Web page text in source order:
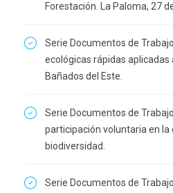
Forestación. La Paloma, 27
Serie Documentos de
ecológicas rápidas aplicadas
Bañados del Este.
Serie Documentos de
participación voluntaria en la
biodiversidad.
Serie Documentos de